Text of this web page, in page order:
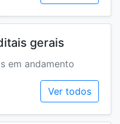
gerais
em andamento
Ver todos